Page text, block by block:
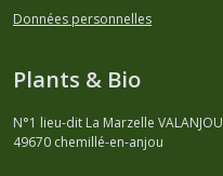
Données personnelles
Plants & Bio
N°1 lieu-dit La Marzelle VALANJOU
49670 chemillé-en-anjou